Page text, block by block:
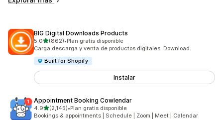
BIG Digital Downloads Products
5.0de 5 estrellas
(862)
862 reseñas en total
•Plan gratis disponible
Carga,descarga y venta de productos digitales. Download.
Built for Shopify
Instalar
Appointment Booking Cowlendar
4.9de 5 estrellas
(2,145)
2145 reseñas en total
•Plan gratis disponible
Bookings & appointments | Schedule | Zoom | Meet | Calendar